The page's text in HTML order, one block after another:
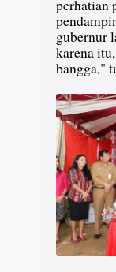
perhatian
gubernur
karena
bangga,"